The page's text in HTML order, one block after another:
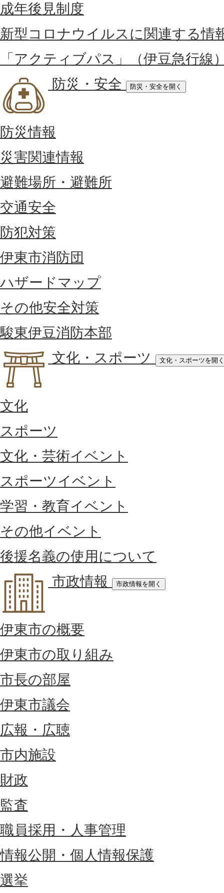
成年後見制度
新型コロナウイルスに関連する情
「アクティブパス」（伊豆急行線
防災・安全
防災・安全を開く
防災情報
災害関連情報
避難場所・避難所
交通安全
防犯対策
伊東市消防団
ハザードマップ
その他安全対策
駿東伊豆消防本部
文化・スポーツ
文化・スポーツを開く
文化
スポーツ
文化・芸術イベント
スポーツイベント
学習・教育イベント
その他イベント
後援名義の使用について
市政情報
市政情報を開く
伊東市の概要
伊東市の取り組み
市長の部屋
伊東市議会
広報・広聴
市内施設
財政
監査
職員採用・人事管理
情報公開・個人情報保護
選挙